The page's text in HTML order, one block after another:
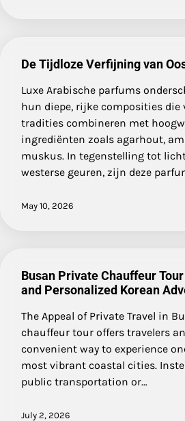
De Tijdloze Verfijning van
Luxe Arabische parfums
hun diepe, rijke composities die
tradities combineren met
ingrediënten zoals agarhout,
muskus. In tegenstelling tot
westerse geuren, zijn deze
May 10, 2026
Busan Private Chauffeur
and Personalized Korean
The Appeal of Private Travel in
chauffeur tour offers travelers
convenient way to experience
most vibrant coastal cities.
public transportation or…
July 2, 2026